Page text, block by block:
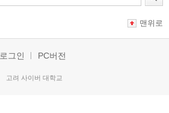
맨위로
로그인 PC버전
고려 사이버 대학교